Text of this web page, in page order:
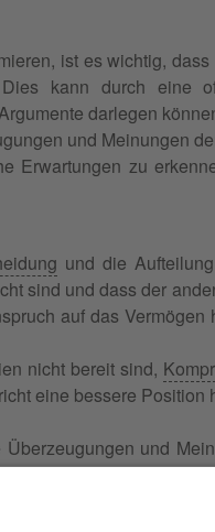
ist es wichtig,
kann durch eine
darlegen
und Meinungen
Erwartungen zu
und die
sind und dass der
auf das Vermögen
nicht bereit sind,
eine bessere Position
und
auch alternative